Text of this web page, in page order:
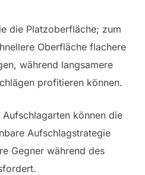
die Platzoberfläche; zum
Oberfläche flachere
während langsamere
profitieren können.
können die
Aufschlagstrategie
Gegner während des